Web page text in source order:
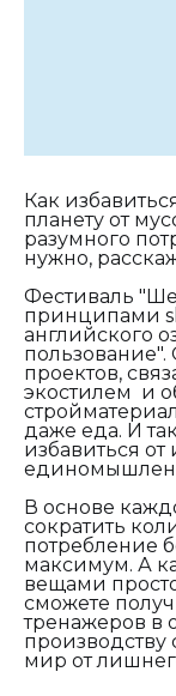
Как
планету от
разумного
нужно,
Фестиваль
принципами
английского
проектов,
экостилем и
даже еда. И
избавиться
В основе
сократить
потребление
максимум. А
вещами
сможете
тренажеров в
производству
мир от